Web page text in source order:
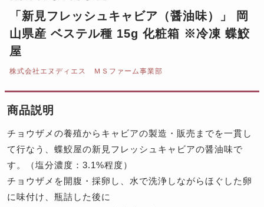
「新見フレッシュキャビア（醤油味）」 岡
山県産 ベステル種 15g 化粧箱 ※冷凍 蝶鮫
屋
株式会社エヌディエス ＭＳファーム事業部
商品説明
チョウザメの養殖からキャビアの製造・販売までを一貫し
て行なう、蝶鮫屋の新見フレッシュキャビアの醤油味で
す。（塩分濃度：3.1%程度）
チョウザメを開腹・採卵し、水で洗浄しながらほぐした卵
に味付け、瓶詰した後に